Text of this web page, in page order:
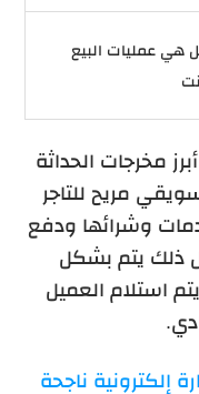
هي عمليات البيع
مخرجات الحداثة
مريح للتاجر
وشرائها ودفع
ذلك يتم بشكل
استلام العميل
إلكترونية ناجحة